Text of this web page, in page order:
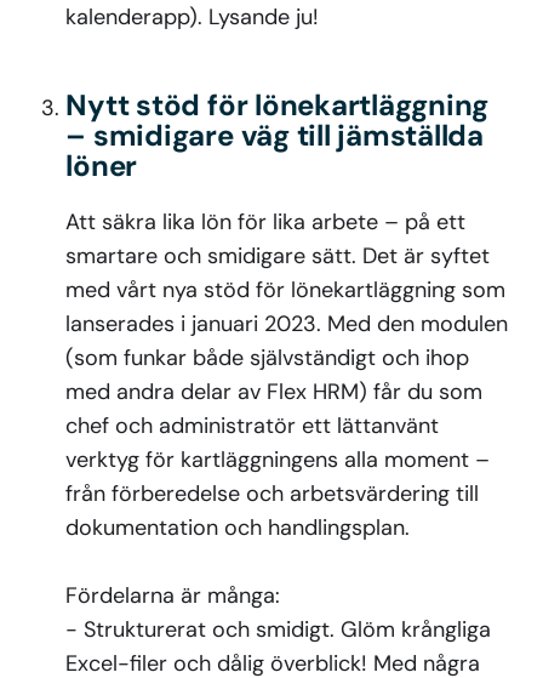
kalenderapp). Lysande ju!
Nytt stöd för lönekartläggning
– smidigare väg till jämställda
löner
Att säkra lika lön för lika arbete – på ett
smartare och smidigare sätt. Det är syftet
med vårt nya stöd för lönekartläggning som
lanserades i januari 2023. Med den modulen
(som funkar både självständigt och ihop
med andra delar av Flex HRM) får du som
chef och administratör ett lättanvänt
verktyg för kartläggningens alla moment –
från förberedelse och arbetsvärdering till
dokumentation och handlingsplan.
Fördelarna är många:
- Strukturerat och smidigt. Glöm krångliga
Excel-filer och dålig överblick! Med några